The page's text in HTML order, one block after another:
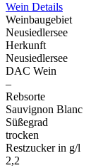
Wein Details
Weinbaugebiet
Neusiedlersee
Herkunft
Neusiedlersee
DAC Wein
–
Rebsorte
Sauvignon Blanc
Süßegrad
trocken
Restzucker in g/l
2,2